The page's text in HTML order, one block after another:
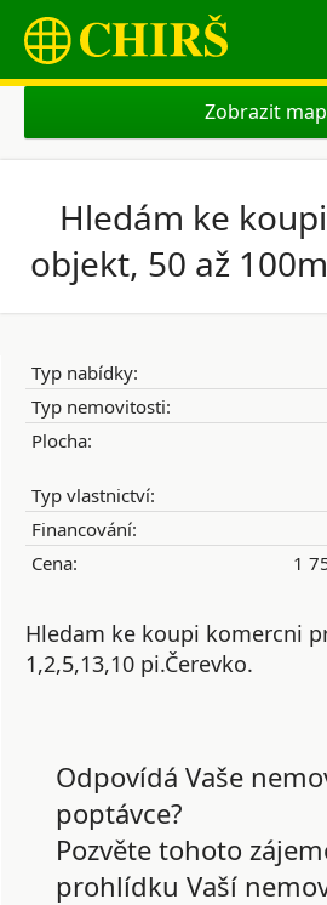
Zobrazit
Hledám ke
objekt, 50 až
Typ nabídky:
Typ nemovitosti:
Plocha:
Typ vlastnictví:
Financování:
Cena:
1
Hledam ke koupi komercni
1,2,5,13,10 pi.Čerevko.
Odpovídá Vaše
poptávce?
Pozvěte tohoto
prohlídku Vaší